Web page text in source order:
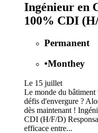
Ingénieur en
100% CDI
Permanent
•Monthey
Le 15 juillet
Le monde du bâtiment
défis d'envergure ?
dès maintenant !
CDI (H/F/D)
efficace entre...